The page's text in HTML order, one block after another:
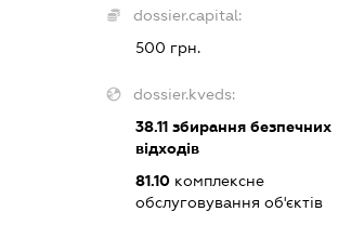
dossier.capital:
500 грн.
dossier.kveds:
38.11 збирання безпечних
відходів
81.10 комплексне
обслуговування об'єктів